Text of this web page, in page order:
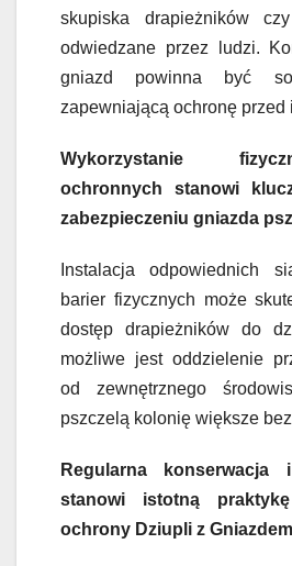
skupiska drapieżników
odwiedzane przez ludzi.
gniazd powinna być
zapewniającą ochronę przed
Wykorzystanie
ochronnych stanowi
zabezpieczeniu gniazda
Instalacja odpowiednich
barier fizycznych może
dostęp drapieżników do
możliwe jest oddzielenie
od zewnętrznego
pszczelą kolonię większe
Regularna konserwacja
stanowi istotną
ochrony Dziupli z